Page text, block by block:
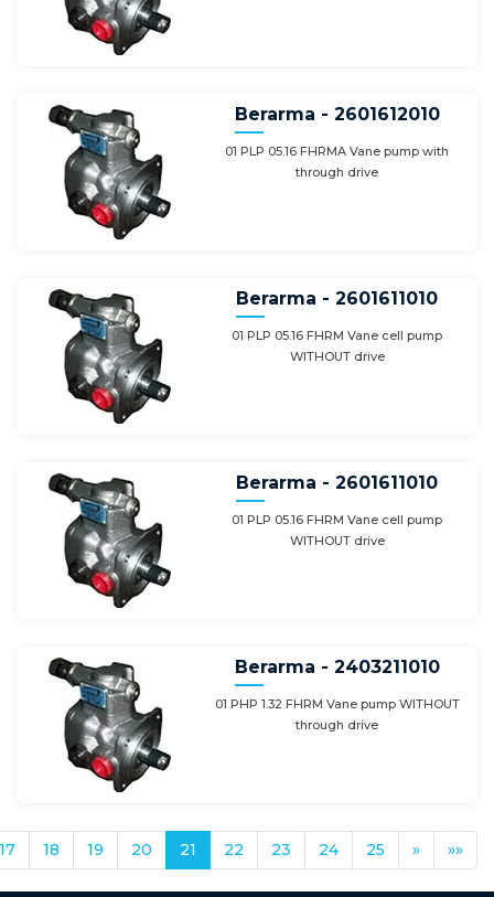
Berarma - 2601612010
01 PLP 05.16 FHRMA Vane pump with
through drive
Berarma - 2601611010
01 PLP 05.16 FHRM Vane cell pump
WITHOUT drive
Berarma - 2601611010
01 PLP 05.16 FHRM Vane cell pump
WITHOUT drive
Berarma - 2403211010
01 PHP 1.32 FHRM Vane pump WITHOUT
through drive
17 18 19 20 21 22 23 24 25 » »»